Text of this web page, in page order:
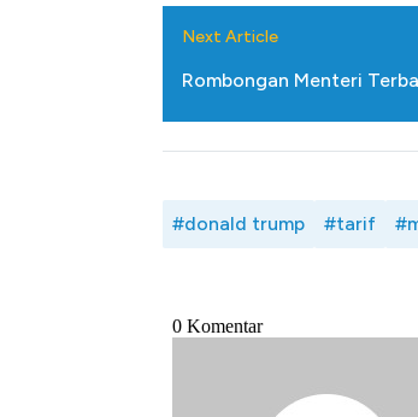
Next Article
Rombongan Menteri
#donald trump #tarif